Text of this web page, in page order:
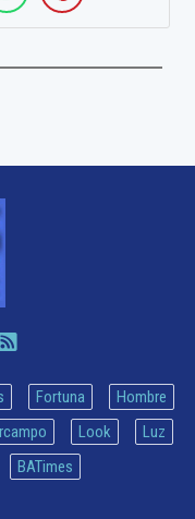
Fortuna
Hombre
Look
Luz
BATimes